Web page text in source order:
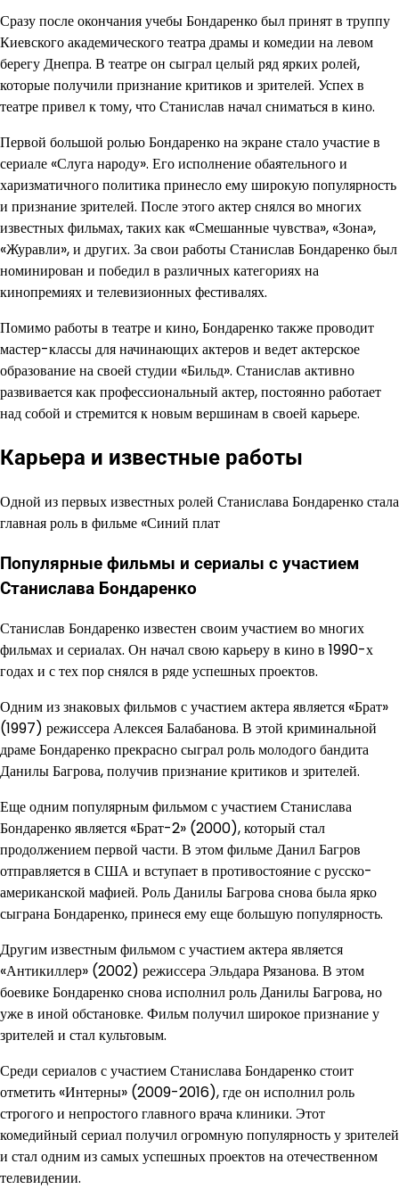
Сразу после окончания учебы Бондаренко был принят в труппу
Киевского академического театра драмы и комедии на левом
берегу Днепра. В театре он сыграл целый ряд ярких ролей,
которые получили признание критиков и зрителей. Успех в
театре привел к тому, что Станислав начал сниматься в кино.
Первой большой ролью Бондаренко на экране стало участие в
сериале «Слуга народу». Его исполнение обаятельного и
харизматичного политика принесло ему широкую популярность
и признание зрителей. После этого актер снялся во многих
известных фильмах, таких как «Смешанные чувства», «Зона»,
«Журавли», и других. За свои работы Станислав Бондаренко был
номинирован и победил в различных категориях на
кинопремиях и телевизионных фестивалях.
Помимо работы в театре и кино, Бондаренко также проводит
мастер-классы для начинающих актеров и ведет актерское
образование на своей студии «Бильд». Станислав активно
развивается как профессиональный актер, постоянно работает
над собой и стремится к новым вершинам в своей карьере.
Карьера и известные работы
Одной из первых известных ролей Станислава Бондаренко стала
главная роль в фильме «Синий плат
Популярные фильмы и сериалы с участием
Станислава Бондаренко
Станислав Бондаренко известен своим участием во многих
фильмах и сериалах. Он начал свою карьеру в кино в 1990-х
годах и с тех пор снялся в ряде успешных проектов.
Одним из знаковых фильмов с участием актера является «Брат»
(1997) режиссера Алексея Балабанова. В этой криминальной
драме Бондаренко прекрасно сыграл роль молодого бандита
Данилы Багрова, получив признание критиков и зрителей.
Еще одним популярным фильмом с участием Станислава
Бондаренко является «Брат-2» (2000), который стал
продолжением первой части. В этом фильме Данил Багров
отправляется в США и вступает в противостояние с русско-
американской мафией. Роль Данилы Багрова снова была ярко
сыграна Бондаренко, принеся ему еще большую популярность.
Другим известным фильмом с участием актера является
«Антикиллер» (2002) режиссера Эльдара Рязанова. В этом
боевике Бондаренко снова исполнил роль Данилы Багрова, но
уже в иной обстановке. Фильм получил широкое признание у
зрителей и стал культовым.
Среди сериалов с участием Станислава Бондаренко стоит
отметить «Интерны» (2009-2016), где он исполнил роль
строгого и непростого главного врача клиники. Этот
комедийный сериал получил огромную популярность у зрителей
и стал одним из самых успешных проектов на отечественном
телевидении.